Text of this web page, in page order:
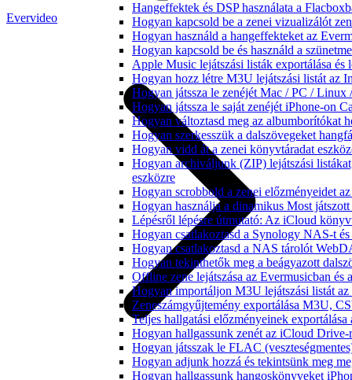
Hangeffektek és DSP használata a
Hogyan kapcsold be a zenei vizualizálót
Hogyan használd a hangeffekteket az
Hogyan kapcsold be és használd a
Apple Music lejátszási listák exportálása és
Hogyan hozz létre M3U lejátszási listát az
Hogyan játssza le zenéjét Mac / PC /
Hogyan játssza le saját zenéjét iPhone-on
Hogyan változtasd meg az albumborítókat
Hogyan szerkesszük a dalszövegeket
Hogyan vidd át a zenei könyvtáradat
Hogyan archiváljunk (ZIP) lejátszási
eszközre
Hogyan scrobbold a zenei előzményeidet
Hogyan használja a dinamikus Most
Lépésről lépésre útmutató: Az iCloud
Hogyan csatlakoztasd a Synology NAS-t
Hogyan csatlakoztasd a NAS tárolót
Hogyan tekinthetők meg a beágyazott
Offline zene lejátszása az Evermusicban
Hogyan importáljon M3U lejátszási listát az
Zeneszámgyűjtemény exportálása M3U,
Teljes hallgatási előzményeinek
Hogyan hallgassunk zenét az iCloud
Hogyan játsszak le FLAC
Hogyan adjunk hozzá és tekintsünk meg
Hogyan hallgassunk hangoskönyveket
Evervideo